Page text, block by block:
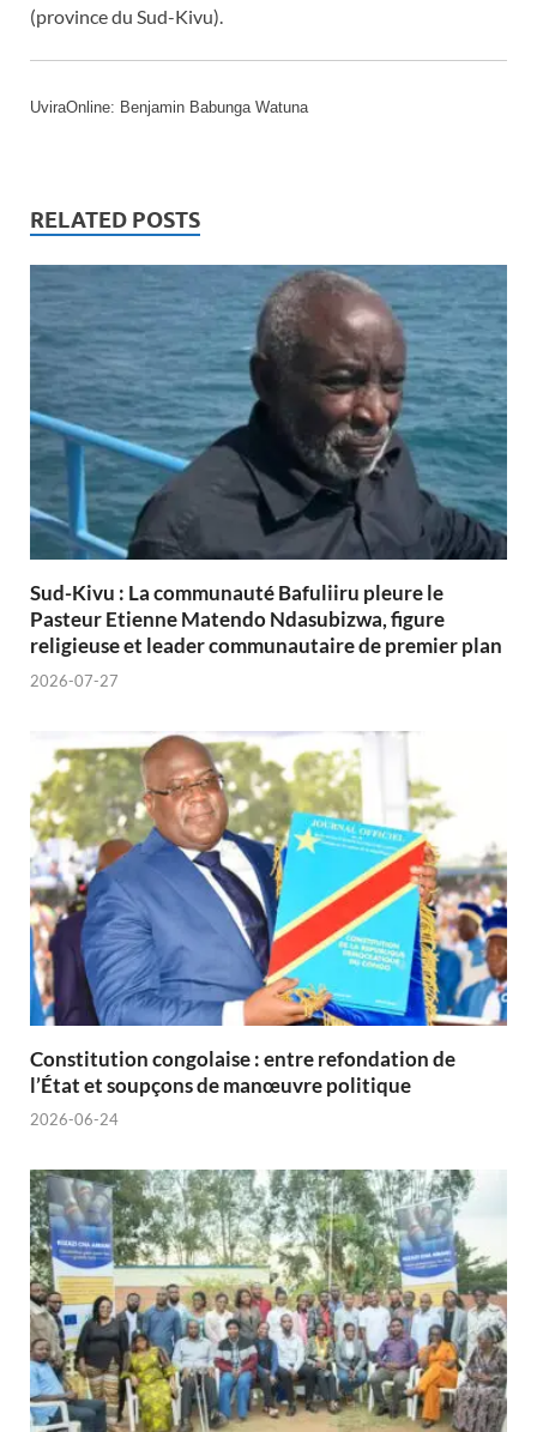
(province du Sud-Kivu).
UviraOnline: Benjamin Babunga Watuna
RELATED POSTS
Sud-Kivu : La communauté Bafuliiru pleure le
Pasteur Etienne Matendo Ndasubizwa, figure
religieuse et leader communautaire de premier plan
2026-07-27
Constitution congolaise : entre refondation de
l’État et soupçons de manœuvre politique
2026-06-24